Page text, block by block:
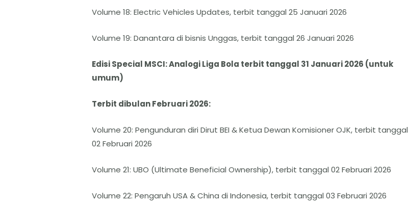
Volume 18: Electric Vehicles Updates, terbit tanggal 25 Januari 2026
Volume 19: Danantara di bisnis Unggas, terbit tanggal 26 Januari 2026
Edisi Special MSCI: Analogi Liga Bola terbit tanggal 31 Januari 2026 (untuk
umum)
Terbit dibulan Februari 2026:
Volume 20: Pengunduran diri Dirut BEI & Ketua Dewan Komisioner OJK, terbit tanggal
02 Februari 2026
Volume 21: UBO (Ultimate Beneficial Ownership), terbit tanggal 02 Februari 2026
Volume 22: Pengaruh USA & China di Indonesia, terbit tanggal 03 Februari 2026